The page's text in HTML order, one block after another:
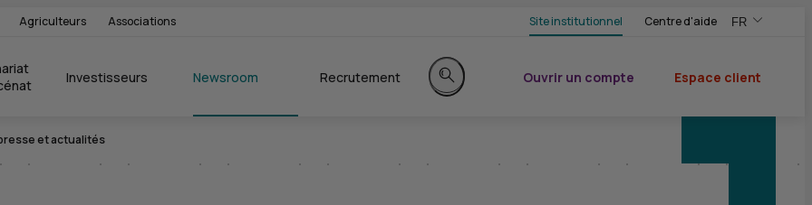
Agriculteurs Associations Site institutionnel Centre d'aide FR
,Version
,Changer de
Investisseurs Newsroom Recrutement
Rechercher sur le site
Ouvrir un compte
Espace client
et actualités